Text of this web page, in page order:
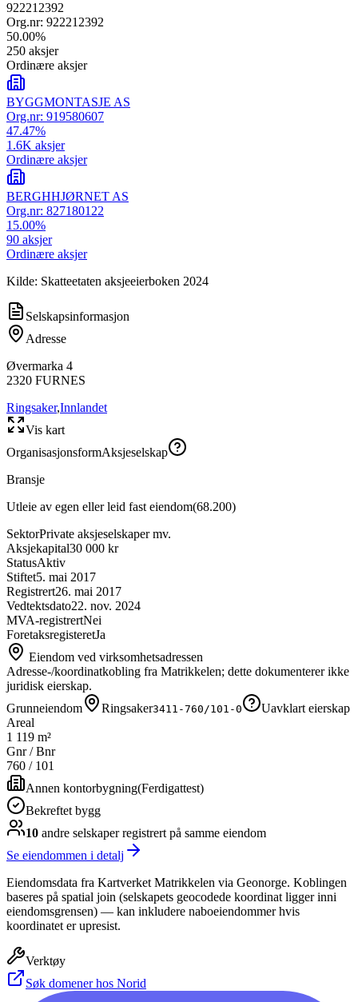
922212392
Org.nr: 922212392
50.00%
250 aksjer
Ordinære aksjer
BYGGMONTASJE AS
Org.nr: 919580607
47.47%
1.6K aksjer
Ordinære aksjer
BERGHHJØRNET AS
Org.nr: 827180122
15.00%
90 aksjer
Ordinære aksjer
Kilde: Skatteetaten aksjeeierboken 2024
Selskapsinformasjon
Adresse
Øvermarka 4
2320 FURNES
Ringsaker,Innlandet
Vis kart
OrganisasjonsformAksjeselskap
Bransje
Utleie av egen eller leid fast eiendom(68.200)
SektorPrivate aksjeselskaper mv.
Aksjekapital30 000 kr
StatusAktiv
Stiftet5. mai 2017
Registrert26. mai 2017
Vedtektsdato22. nov. 2024
MVA-registrertNei
ForetaksregisteretJa
Eiendom ved virksomhetsadressen
Adresse-/koordinatkobling fra Matrikkelen; dette dokumenterer ikke
juridisk eierskap.
Grunneiendom
Ringsaker3411-760/101-0
Uavklart eierskap
Areal
1 119 m²
Gnr / Bnr
760 / 101
Annen kontorbygning(Ferdigattest)
Bekreftet bygg
10 andre selskaperregistrert på samme eiendom
Se eiendommen i detalj
Eiendomsdata fra Kartverket Matrikkelen via Geonorge. Koblingen
baseres på spatial join (selskapets geocodede koordinat ligger inni
eiendomsgrensen) — kan inkludere naboeiendommer hvis
koordinatet er upresist.
Verktøy
Søk domener hos Norid